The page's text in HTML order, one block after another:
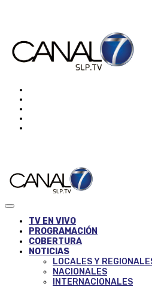
TV EN VIVO
PROGRAMACIÓN
COBERTURA
NOTICIAS
LOCALES Y
NACIONALES
INTERNACIONALES